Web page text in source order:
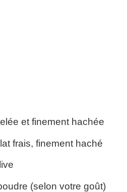
et finement hachée
frais, finement haché
(selon votre goût)